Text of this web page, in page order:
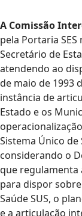
A Comissão
pela Portaria
Secretário de
atendendo ao
de maio de 1993
instância de
Estado e os
Sistema Único de
considerando o
que regulamenta
para dispor
Saúde SUS, o
e a articulação